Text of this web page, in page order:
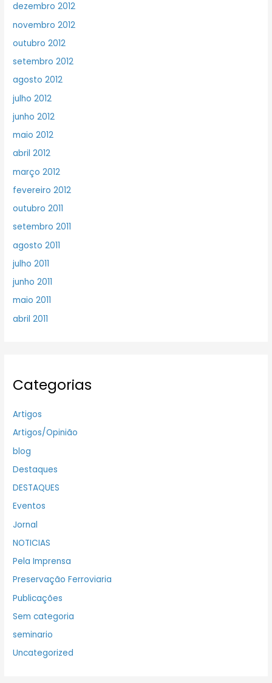
dezembro 2012
novembro 2012
outubro 2012
setembro 2012
agosto 2012
julho 2012
junho 2012
maio 2012
abril 2012
março 2012
fevereiro 2012
outubro 2011
setembro 2011
agosto 2011
julho 2011
junho 2011
maio 2011
abril 2011
Categorias
Artigos
Artigos/Opinião
blog
Destaques
DESTAQUES
Eventos
Jornal
NOTICIAS
Pela Imprensa
Preservação Ferroviaria
Publicações
Sem categoria
seminario
Uncategorized